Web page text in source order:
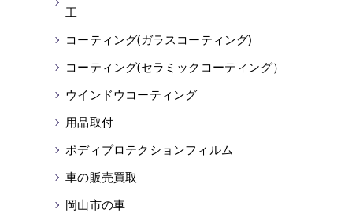
工
コーティング(ガラスコーティング)
コーティング(セラミックコーティング）
ウインドウコーティング
用品取付
ボディプロテクションフィルム
車の販売買取
岡山市の車